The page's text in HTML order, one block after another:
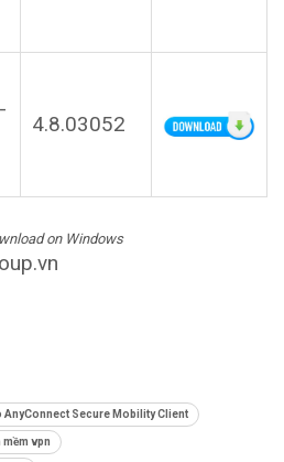
4.8.03052
on Windows
AnyConnect Secure Mobility Client
mềm vpn